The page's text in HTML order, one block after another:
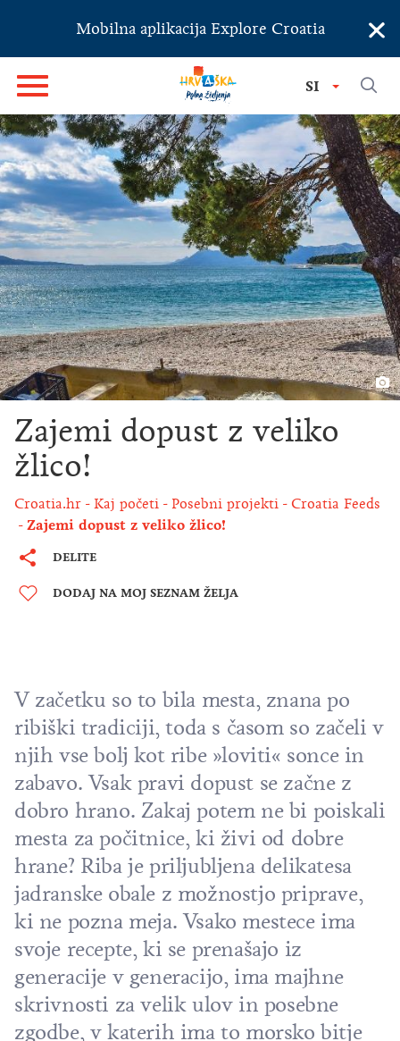
Mobilna aplikacija Explore Croatia ×
SI
Zajemi dopust z veliko
žlico!
Croatia.hr Kaj početi Posebni projekti Croatia Feeds
Zajemi dopust z veliko žlico!
DELITE
DODAJ NA MOJ SEZNAM ŽELJA
V začetku so to bila mesta, znana po
ribiški tradiciji, toda s časom so začeli v
njih vse bolj kot ribe »loviti« sonce in
zabavo. Vsak pravi dopust se začne z
dobro hrano. Zakaj potem ne bi poiskali
mesta za počitnice, ki živi od dobre
hrane? Riba je priljubljena delikatesa
jadranske obale z možnostjo priprave,
ki ne pozna meja. Vsako mestece ima
svoje recepte, ki se prenašajo iz
generacije v generacijo, ima majhne
skrivnosti za velik ulov in posebne
zgodbe, v katerih ima to morsko bitje